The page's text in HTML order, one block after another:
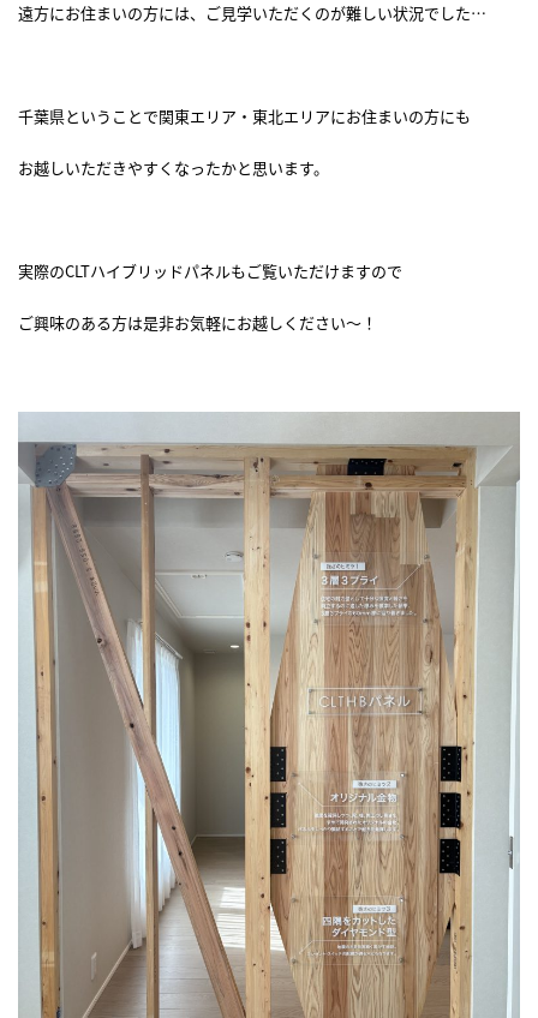
遠方にお住まいの方には、ご見学いただくのが難しい状況でした…
千葉県ということで関東エリア・東北エリアにお住まいの方にも
お越しいただきやすくなったかと思います。
実際のCLTハイブリッドパネルもご覧いただけますので
ご興味のある方は是非お気軽にお越しください～！